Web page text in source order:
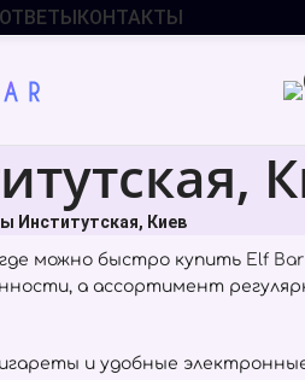
КОНТАКТЫ
Институтская, Киев
можно быстро купить Elf Bar
а ассортимент
и удобные